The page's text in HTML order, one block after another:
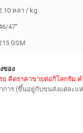
หลา / kg
47"
GSM
ของ
ย คิดราคาขายต่อกิโลกรัม
การ (ขึ้นอยู่กับขนส่งแต่ละแ